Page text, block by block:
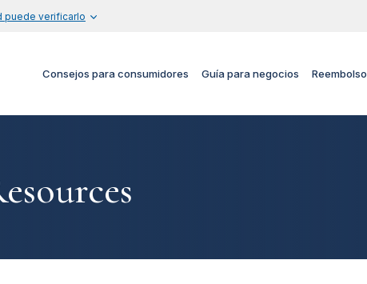
puede verificarlo
Consejos para consumidores Guía para negocios